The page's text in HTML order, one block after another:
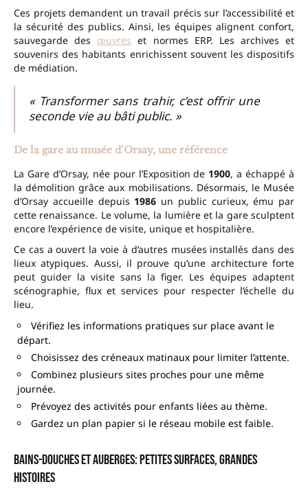
Ces projets demandent un travail précis sur l’accessibilité et
la sécurité des publics. Ainsi, les équipes alignent confort,
sauvegarde des œuvres et normes ERP. Les archives et
souvenirs des habitants enrichissent souvent les dispositifs
de médiation.
« Transformer sans trahir, c’est offrir une
seconde vie au bâti public. »
De la gare au musée d’Orsay, une référence
La Gare d’Orsay, née pour l’Exposition de 1900, a échappé à
la démolition grâce aux mobilisations. Désormais, le Musée
d’Orsay accueille depuis 1986 un public curieux, ému par
cette renaissance. Le volume, la lumière et la gare sculptent
encore l’expérience de visite, unique et hospitalière.
Ce cas a ouvert la voie à d’autres musées installés dans des
lieux atypiques. Aussi, il prouve qu’une architecture forte
peut guider la visite sans la figer. Les équipes adaptent
scénographie, flux et services pour respecter l’échelle du
lieu.
Vérifiez les informations pratiques sur place avant le
départ.
Choisissez des créneaux matinaux pour limiter l’attente.
Combinez plusieurs sites proches pour une même
journée.
Prévoyez des activités pour enfants liées au thème.
Gardez un plan papier si le réseau mobile est faible.
Bains-douches et auberges: petites surfaces, grandes
histoires